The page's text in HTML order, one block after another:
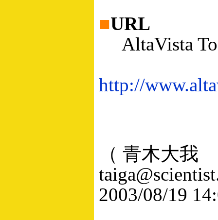
■URL
AltaVista
http://
（ 青木大我
2003/08/19